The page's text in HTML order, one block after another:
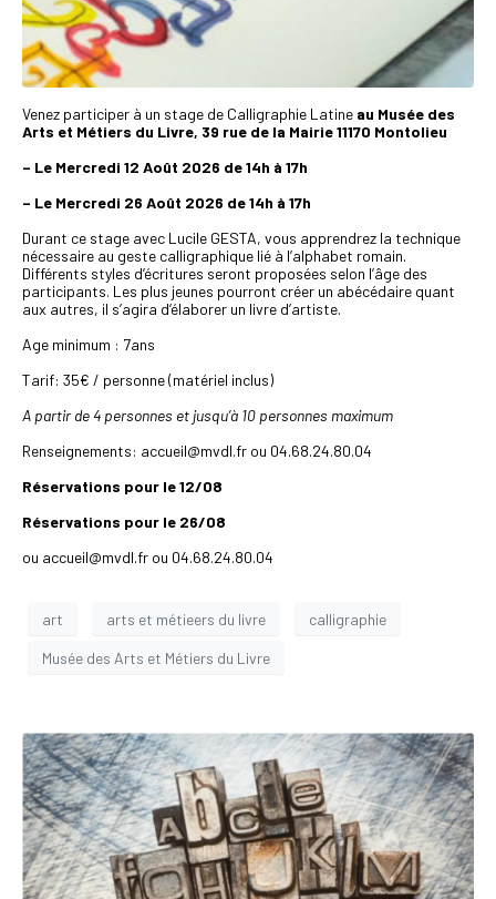
Venez participer à un stage de Calligraphie Latineau Musée des
Arts et Métiers du Livre, 39 rue de la Mairie 11170 Montolieu
– Le Mercredi 12 Août 2026 de 14h à 17h
– Le Mercredi 26 Août 2026 de 14h à 17h
Durant ce stage avec Lucile GESTA, vous apprendrez la technique
nécessaire au geste calligraphique lié à l’alphabet romain.
Différents styles d’écritures seront proposées selon l’âge des
participants. Les plus jeunes pourront créer un abécédaire quant
aux autres, il s’agira d’élaborer un livre d’artiste.
Age minimum : 7ans
Tarif: 35€ / personne (matériel inclus)
A partir de 4 personnes et jusqu’à 10 personnes maximum
Renseignements: accueil@mvdl.fr ou 04.68.24.80.04
Réservations pour le 12/08
Réservations pour le 26/08
ou accueil@mvdl.fr ou 04.68.24.80.04
art arts et métieers du livre calligraphie
Musée des Arts et Métiers du Livre